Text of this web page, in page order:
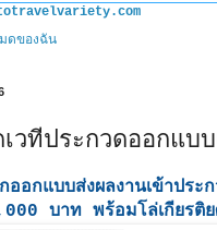
ดของฉัน
เวทีประกวดออกแบ
ออกแบบส่งผลงานเข้าป
บาท พร้อมโล่เกียรติ